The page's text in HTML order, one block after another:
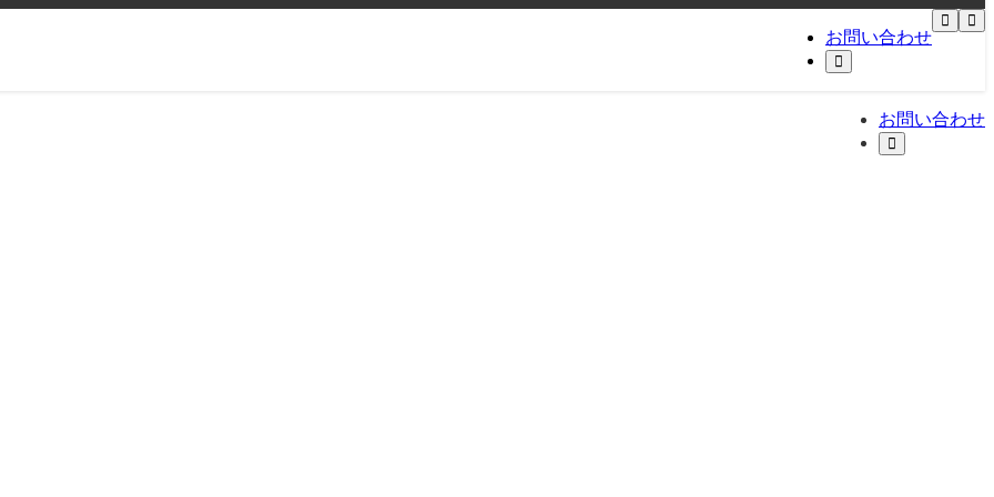
お問い合わせ
お問い合わせ